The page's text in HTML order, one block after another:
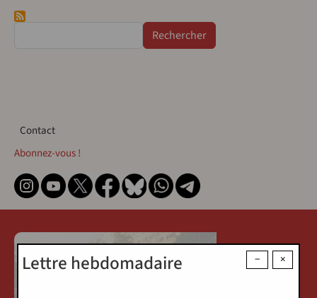
×
−
Lettre hebdomadaire
Contact
Contact
Abonnez-vous !